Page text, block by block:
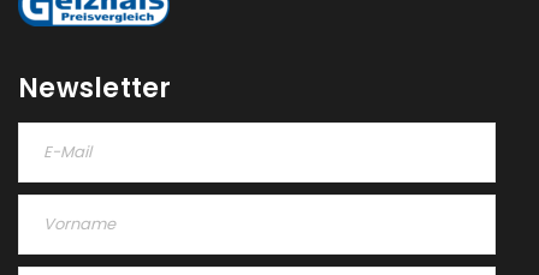
Ich stimme zu
Ja, ich möchte ein Kundenkonto eröffnen und
Newsletter